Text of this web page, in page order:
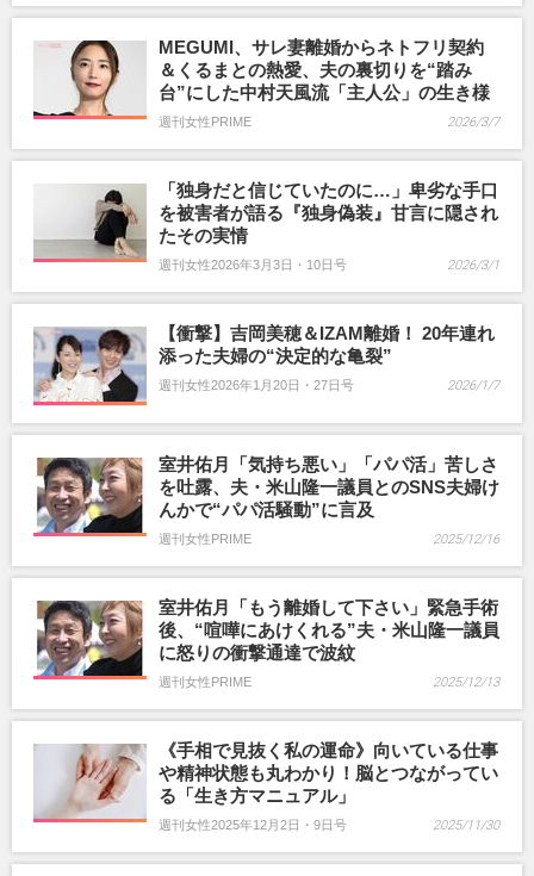
MEGUMI、サレ妻離婚からネトフリ契約
＆くるまとの熱愛、夫の裏切りを“踏み
台”にした中村天風流「主人公」の生き様
週刊女性PRIME 2026/3/7
「独身だと信じていたのに…」卑劣な手口
を被害者が語る『独身偽装』甘言に隠され
たその実情
週刊女性2026年3月3日・10日号 2026/3/1
【衝撃】吉岡美穂＆IZAM離婚！ 20年連れ
添った夫婦の“決定的な亀裂”
週刊女性2026年1月20日・27日号 2026/1/7
室井佑月「気持ち悪い」「パパ活」苦しさ
を吐露、夫・米山隆一議員とのSNS夫婦け
んかで“パパ活騒動”に言及
週刊女性PRIME 2025/12/16
室井佑月「もう離婚して下さい」緊急手術
後、“喧嘩にあけくれる”夫・米山隆一議員
に怒りの衝撃通達で波紋
週刊女性PRIME 2025/12/13
《手相で見抜く私の運命》向いている仕事
や精神状態も丸わかり！脳とつながってい
る「生き方マニュアル」
週刊女性2025年12月2日・9日号 2025/11/30